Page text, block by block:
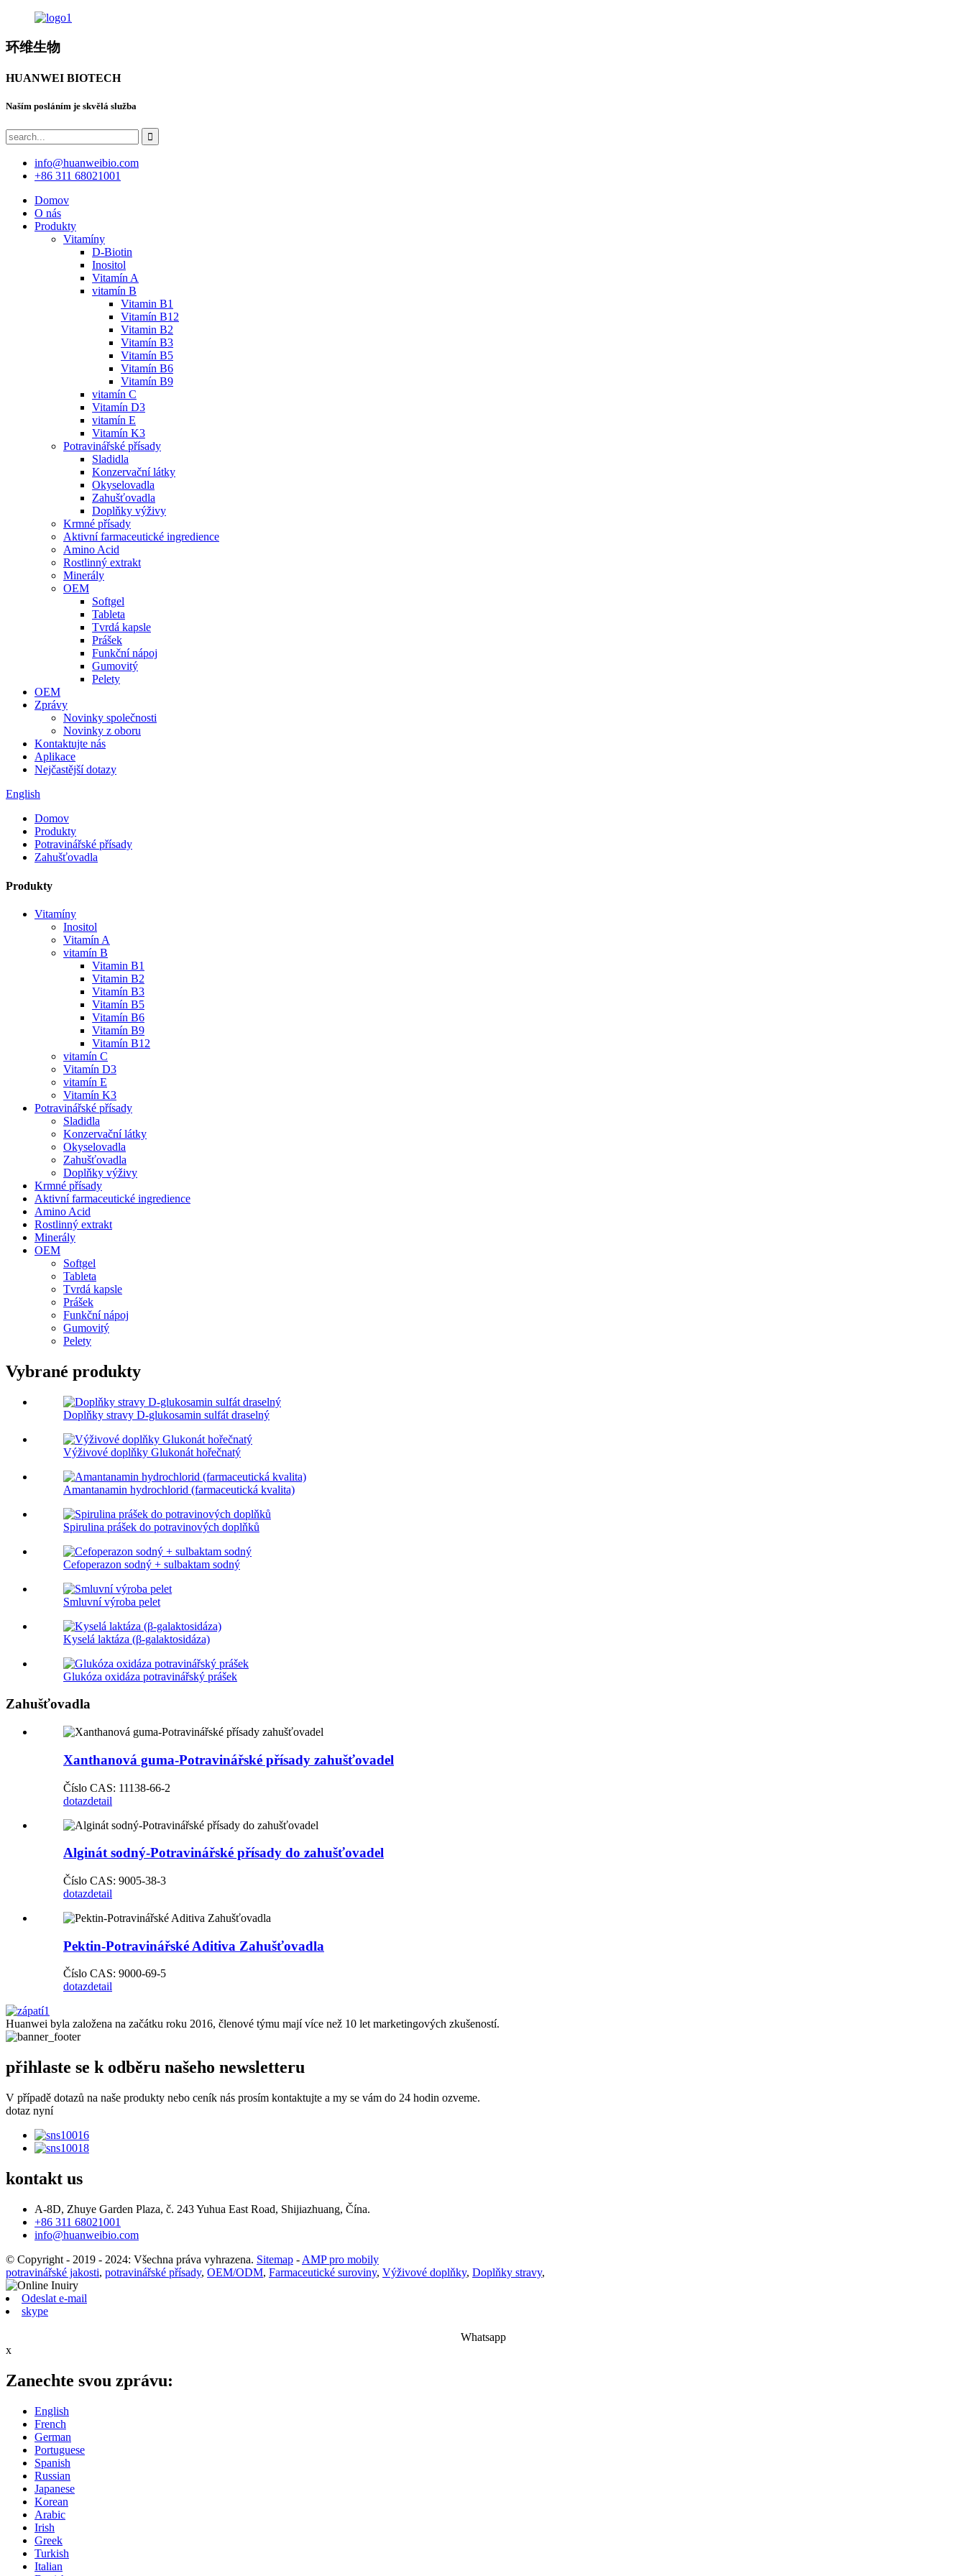
环维生物
HUANWEI BIOTECH
Naším posláním je skvělá služba
info@huanweibio.com
+86 311 68021001
Domov
O nás
Produkty
Vitamíny
D-Biotin
Inositol
Vitamín A
vitamín B
Vitamin B1
Vitamín B12
Vitamin B2
Vitamín B3
Vitamín B5
Vitamín B6
Vitamín B9
vitamín C
Vitamín D3
vitamín E
Vitamín K3
Potravinářské přísady
Sladidla
Konzervační látky
Okyselovadla
Zahušťovadla
Doplňky výživy
Krmné přísady
Aktivní farmaceutické ingredience
Amino Acid
Rostlinný extrakt
Minerály
OEM
Softgel
Tableta
Tvrdá kapsle
Prášek
Funkční nápoj
Gumovitý
Pelety
OEM
Zprávy
Novinky společnosti
Novinky z oboru
Kontaktujte nás
Aplikace
Nejčastější dotazy
English
Domov
Produkty
Potravinářské přísady
Zahušťovadla
Produkty
Vitamíny
Inositol
Vitamín A
vitamín B
Vitamin B1
Vitamin B2
Vitamín B3
Vitamín B5
Vitamín B6
Vitamín B9
Vitamín B12
vitamín C
Vitamín D3
vitamín E
Vitamín K3
Potravinářské přísady
Sladidla
Konzervační látky
Okyselovadla
Zahušťovadla
Doplňky výživy
Krmné přísady
Aktivní farmaceutické ingredience
Amino Acid
Rostlinný extrakt
Minerály
OEM
Softgel
Tableta
Tvrdá kapsle
Prášek
Funkční nápoj
Gumovitý
Pelety
Vybrané produkty
Doplňky stravy D-glukosamin sulfát draselný
Výživové doplňky Glukonát hořečnatý
Amantanamin hydrochlorid (farmaceutická kvalita)
Spirulina prášek do potravinových doplňků
Cefoperazon sodný + sulbaktam sodný
Smluvní výroba pelet
Kyselá laktáza (β-galaktosidáza)
Glukóza oxidáza potravinářský prášek
Zahušťovadla
Xanthanová guma-Potravinářské přísady zahušťovadel
Číslo CAS: 11138-66-2
dotazdetail
Alginát sodný-Potravinářské přísady do zahušťovadel
Číslo CAS: 9005-38-3
dotazdetail
Pektin-Potravinářské Aditiva Zahušťovadla
Číslo CAS: 9000-69-5
dotazdetail
Huanwei byla založena na začátku roku 2016, členové týmu mají více než 10 let marketingových zkušeností.
přihlaste se k odběru našeho newsletteru
V případě dotazů na naše produkty nebo ceník nás prosím kontaktujte a my se vám do 24 hodin ozveme.
dotaz nyní
kontakt us
A-8D, Zhuye Garden Plaza, č. 243 Yuhua East Road, Shijiazhuang, Čína.
+86 311 68021001
info@huanweibio.com
© Copyright - 2019 - 2024: Všechna práva vyhrazena. Sitemap - AMP pro mobily
potravinářské jakosti, potravinářské přísady, OEM/ODM, Farmaceutické suroviny, Výživové doplňky, Doplňky stravy,
Odeslat e-mail
skype
Whatsapp
x
Zanechte svou zprávu:
English
French
German
Portuguese
Spanish
Russian
Japanese
Korean
Arabic
Irish
Greek
Turkish
Italian